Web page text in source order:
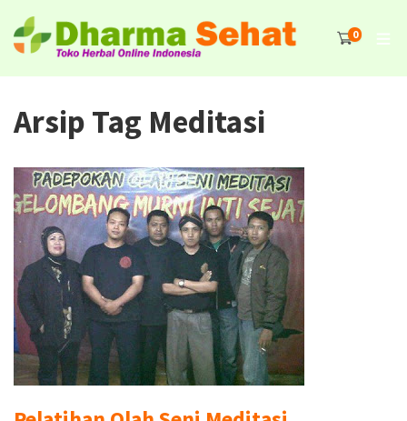
0
Arsip Tag Meditasi